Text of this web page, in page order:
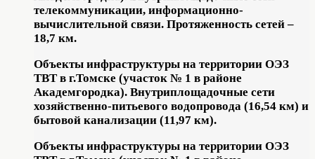
телекоммуникации, информационно-
вычислительной связи. Протяженность сетей –
18,7 км.
Объекты инфраструктуры на территории ОЭЗ
ТВТ в г.Томске (участок № 1 в районе
Академгородка). Внутриплощадочные сети
хозяйственно-питьевого водопровода (16,54 км) и
бытовой канализации (11,97 км).
Объекты инфраструктуры на территории ОЭЗ